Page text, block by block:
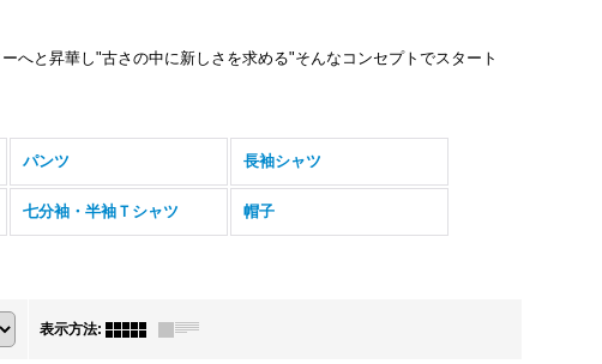
へと昇華し"古さの中に新しさを求める"そんなコンセプトでスタート
パンツ 長袖シャツ
七分袖・半袖Ｔシャツ 帽子
表示方法: